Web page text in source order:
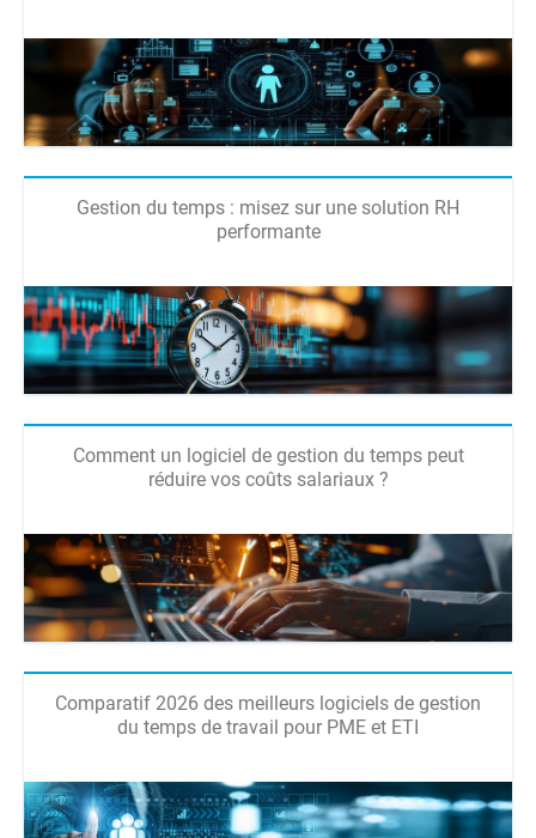
Gestion du temps : misez sur une solution RH
performante
Comment un logiciel de gestion du temps peut
réduire vos coûts salariaux ?
Comparatif 2026 des meilleurs logiciels de gestion
du temps de travail pour PME et ETI